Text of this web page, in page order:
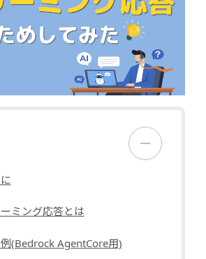
ミング応答とは
(Bedrock AgentCore用)